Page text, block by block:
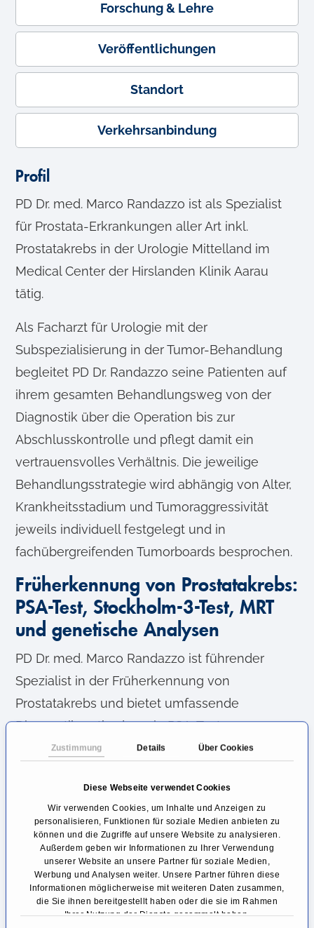
Zustimmung Details Über Cookies
Diese Webseite verwendet Cookies
Wir verwenden Cookies, um Inhalte und Anzeigen zu
personalisieren, Funktionen für soziale Medien anbieten zu
können und die Zugriffe auf unsere Website zu analysieren.
Außerdem geben wir Informationen zu Ihrer Verwendung
unserer Website an unsere Partner für soziale Medien,
Werbung und Analysen weiter. Unsere Partner führen diese
Informationen möglicherweise mit weiteren Daten zusammen,
die Sie ihnen bereitgestellt haben oder die sie im Rahmen
Ihrer Nutzung der Dienste gesammelt haben.
Forschung & Lehre
Veröffentlichungen
Standort
Verkehrsanbindung
Profil
PD Dr. med. Marco Randazzo ist als Spezialist
für Prostata-Erkrankungen aller Art inkl.
Prostatakrebs in der Urologie Mittelland im
Medical Center der Hirslanden Klinik Aarau
tätig.
Als Facharzt für Urologie mit der
Subspezialisierung in der Tumor-Behandlung
begleitet PD Dr. Randazzo seine Patienten auf
ihrem gesamten Behandlungsweg von der
Diagnostik über die Operation bis zur
Abschlusskontrolle und pflegt damit ein
vertrauensvolles Verhältnis. Die jeweilige
Behandlungsstrategie wird abhängig von Alter,
Krankheitsstadium und Tumoraggressivität
jeweils individuell festgelegt und in
fachübergreifenden Tumorboards besprochen.
Früherkennung von Prostatakrebs:
PSA-Test, Stockholm-3-Test, MRT
und genetische Analysen
PD Dr. med. Marco Randazzo ist führender
Spezialist in der Früherkennung von
Prostatakrebs und bietet umfassende
Diagnostikmethoden wie PSA-Tests,
Stockholm-3-Test, multiparametrische MRT-
Dank seiner langjährigen Erfahrung und
Spezialisierung auf die Behandlung von
Prostataerkrankungen wird eine sichere und
frühzeitige Diagnose gewährleistet. Als
Kollaborateur der weltgrößten Prostatakrebs-
Screening-Studie hat er maßgebliche Studien